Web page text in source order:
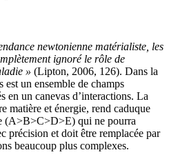
newtonienne matérialiste, les
ignoré le rôle de
» (Lipton, 2006, 126). Dans la
est un ensemble de champs
en un canevas d’interactions. La
matière et énergie, rend caduque
(A>B>C>D>E) qui ne pourra
précision et doit être remplacée par
beaucoup plus complexes.